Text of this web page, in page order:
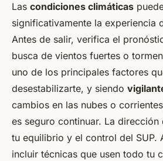
Las condiciones climáticas
significativamente la experiencia
Antes de salir, verifica el
busca de vientos fuertes o
uno de los principales factores
desestabilizarte, y siendo
cambios en las nubes o
es seguro continuar. La
tu equilibrio y el control del SUP.
incluir técnicas que usen todo tu